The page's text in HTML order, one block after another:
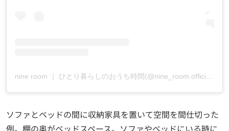
ソファとベッドの間に収納家具を置いて空間を間仕切った
例。棚の奥がベッドスペース。ソファやベッドにいる時に